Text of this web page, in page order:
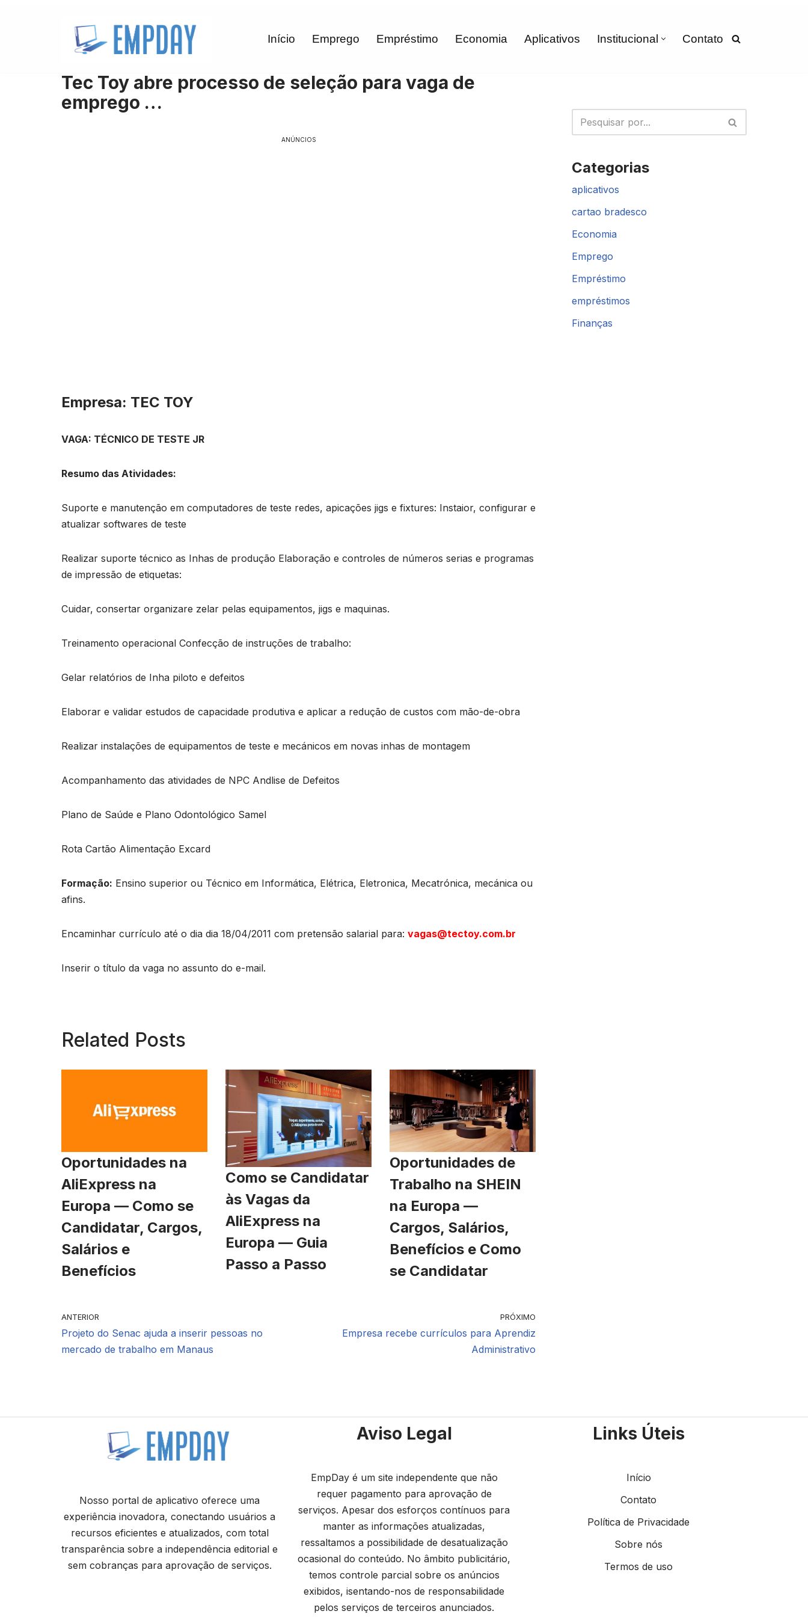
Início Emprego Empréstimo Economia Aplicativos Institucional Contato
Tec Toy abre processo de seleção para vaga de
emprego …
ANÚNCIOS
Empresa: TEC TOY
VAGA: TÉCNICO DE TESTE JR
Resumo das Atividades:
Suporte e manutenção em computadores de teste redes, apicações jigs e fixtures: Instaior, configurar e
atualizar softwares de teste
Realizar suporte técnico as Inhas de produção Elaboração e controles de números serias e programas
de impressão de etiquetas:
Cuidar, consertar organizare zelar pelas equipamentos, jigs e maquinas.
Treinamento operacional Confecção de instruções de trabalho:
Gelar relatórios de Inha piloto e defeitos
Elaborar e validar estudos de capacidade produtiva e aplicar a redução de custos com mão-de-obra
Realizar instalações de equipamentos de teste e mecánicos em novas inhas de montagem
Acompanhamento das atividades de NPC Andlise de Defeitos
Plano de Saúde e Plano Odontológico Samel
Rota Cartão Alimentação Excard
Formação: Ensino superior ou Técnico em Informática, Elétrica, Eletronica, Mecatrónica, mecánica ou
afins.
Encaminhar currículo até o dia dia 18/04/2011 com pretensão salarial para: vagas@tectoy.com.br
Inserir o título da vaga no assunto do e-mail.
Related Posts
Oportunidades na
AliExpress na
Europa — Como se
Candidatar, Cargos,
Salários e
Benefícios
Como se Candidatar
às Vagas da
AliExpress na
Europa — Guia
Passo a Passo
Oportunidades de
Trabalho na SHEIN
na Europa —
Cargos, Salários,
Benefícios e Como
se Candidatar
ANTERIOR
Projeto do Senac ajuda a inserir pessoas no
mercado de trabalho em Manaus
PRÓXIMO
Empresa recebe currículos para Aprendiz
Administrativo
Categorias
aplicativos
cartao bradesco
Economia
Emprego
Empréstimo
empréstimos
Finanças
Nosso portal de aplicativo oferece uma
experiência inovadora, conectando usuários a
recursos eficientes e atualizados, com total
transparência sobre a independência editorial e
sem cobranças para aprovação de serviços.
Aviso Legal
EmpDay é um site independente que não
requer pagamento para aprovação de
serviços. Apesar dos esforços contínuos para
manter as informações atualizadas,
ressaltamos a possibilidade de desatualização
ocasional do conteúdo. No âmbito publicitário,
temos controle parcial sobre os anúncios
exibidos, isentando-nos de responsabilidade
pelos serviços de terceiros anunciados.
Links Úteis
Início
Contato
Política de Privacidade
Sobre nós
Termos de uso